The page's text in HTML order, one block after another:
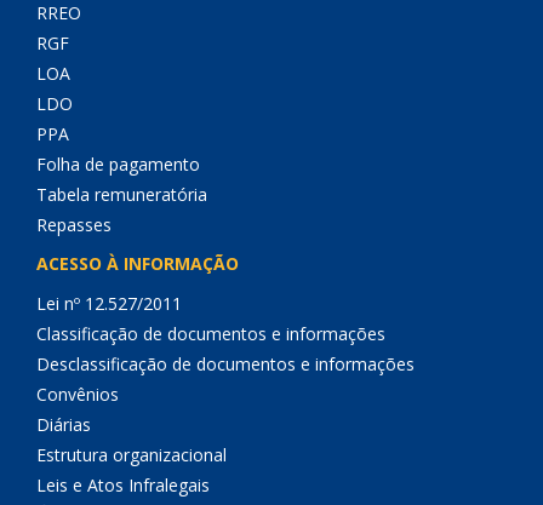
RREO
RGF
LOA
LDO
PPA
Folha de pagamento
Tabela remuneratória
Repasses
ACESSO À INFORMAÇÃO
Lei nº 12.527/2011
Classificação de documentos e informações
Desclassificação de documentos e informações
Convênios
Diárias
Estrutura organizacional
Leis e Atos Infralegais